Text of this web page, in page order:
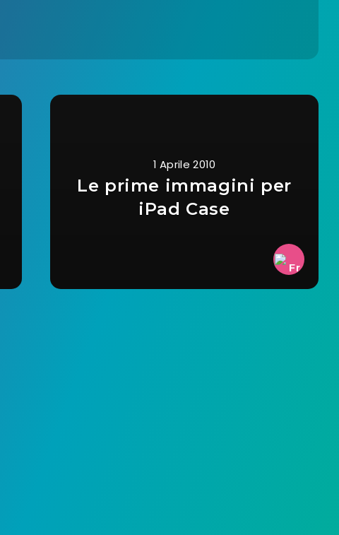
1 Aprile 2010
Le prime immagini per
iPad Case